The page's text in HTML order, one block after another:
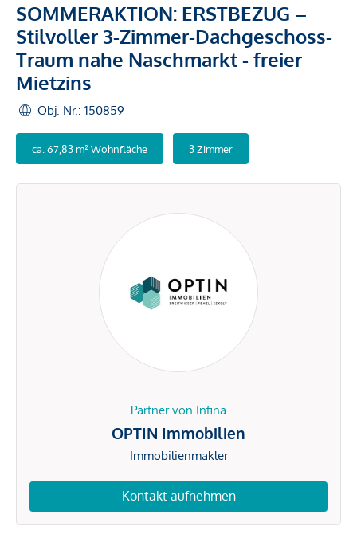
SOMMERAKTION: ERSTBEZUG –
Stilvoller 3-Zimmer-Dachgeschoss-
Traum nahe Naschmarkt - freier
Mietzins
Obj. Nr.: 150859
ca. 67,83 m² Wohnfläche 3 Zimmer
Partner von Infina
OPTIN Immobilien
Immobilienmakler
Kontakt aufnehmen